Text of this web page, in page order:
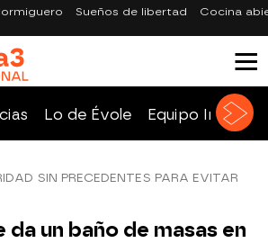
Sueños de libertad Cocina
Lo de Évole Equipo
SIN PRECEDENTES PARA EVITAR
da un baño de masas en